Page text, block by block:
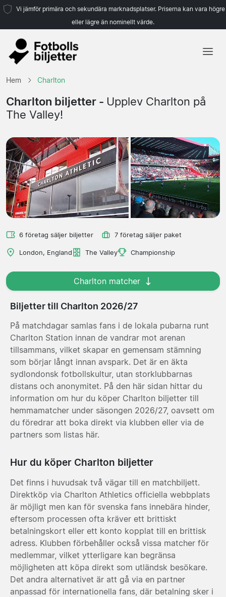
Vi jämför primära och sekundära marknadsplatser. Priserna kan vara högre
eller lägre än nominellt värde.
Lag
Hem Charlton
Charlton biljetter - Upplev Charlton på
The Valley!
6 företag säljer biljetter 7 företag säljer paket
London, England The Valley Championship
Charlton matcher
Biljetter till Charlton 2026/27
På matchdagar samlas fans i de lokala pubarna runt
Charlton Station innan de vandrar mot arenan
tillsammans, vilket skapar en gemensam stämning
som börjar långt innan avspark. Det är en äkta
sydlondonsk fotbollskultur, utan storklubbarnas
distans och anonymitet. På den här sidan hittar du
information om hur du köper Charlton biljetter till
hemmamatcher under säsongen 2026/27, oavsett om
du föredrar att boka direkt via klubben eller via de
partners som listas här.
Hur du köper Charlton biljetter
Det finns i huvudsak två vägar till en matchbiljett.
Direktköp via Charlton Athletics officiella webbplats
är möjligt men kan för svenska fans innebära hinder,
eftersom processen ofta kräver ett brittiskt
betalningskort eller ett konto kopplat till en brittisk
adress. Klubben förbehåller också vissa matcher för
medlemmar, vilket ytterligare kan begränsa
möjligheten att köpa direkt som utländsk besökare.
Det andra alternativet är att gå via en partner
anpassad för internationella fans, där betalning sker i